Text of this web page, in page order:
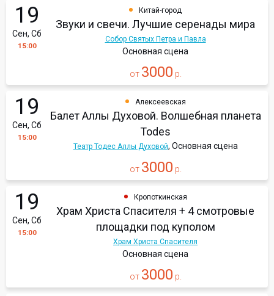
19
Сен, Сб
15:00
Китай-город
Звуки и свечи. Лучшие серенады мира
Собор Святых Петра и Павла
Основная сцена
от 3000 р.
19
Сен, Сб
15:00
Алексеевская
Балет Аллы Духовой. Волшебная планета
Todes
Театр Тодес Аллы Духовой, Основная сцена
от 3000 р.
19
Сен, Сб
15:00
Кропоткинская
Храм Христа Спасителя + 4 смотровые
площадки под куполом
Храм Христа Спасителя
Основная сцена
от 3000 р.